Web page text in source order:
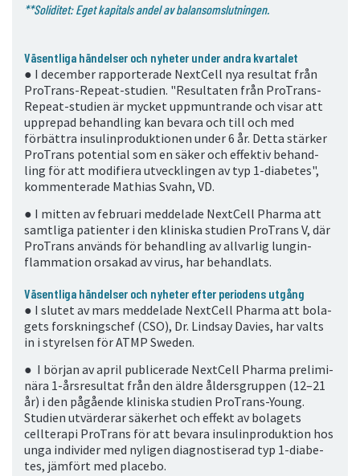
**Soliditet: Eget kapitals andel av balansomslutningen.
Väsentliga händelser och nyheter under andra kvartalet
● I december rapporterade NextCell nya resultat från
ProTrans-Repeat-studien. "Resultaten från ProTrans-
Repeat-studien är mycket uppmuntrande och visar att
upprepad behandling kan bevara och till och med
förbättra insulinproduktionen under 6 år. Detta stärker
ProTrans potential som en säker och effektiv behand-
ling för att modifiera utvecklingen av typ 1-diabetes",
kommenterade Mathias Svahn, VD.
● I mitten av februari meddelade NextCell Pharma att
samtliga patienter i den kliniska studien ProTrans V, där
ProTrans används för behandling av allvarlig lungin­
flammation orsakad av virus, har behandlats.
Väsentliga händelser och nyheter efter periodens utgång
● I slutet av mars meddelade NextCell Pharma att bola­
gets forskningschef (CSO), Dr. Lindsay Davies, har valts
in i styrelsen för ATMP Sweden.
● I början av april publicerade NextCell Pharma prelimi­
nära 1-årsresultat från den äldre åldersgruppen (12–21
år) i den pågående kliniska studien ProTrans-Young.
Studien utvärderar säkerhet och effekt av bolagets
cellterapi ProTrans för att bevara insulinproduktion hos
unga individer med nyligen diagnostiserad typ 1-diabe­
tes, jämfört med placebo.